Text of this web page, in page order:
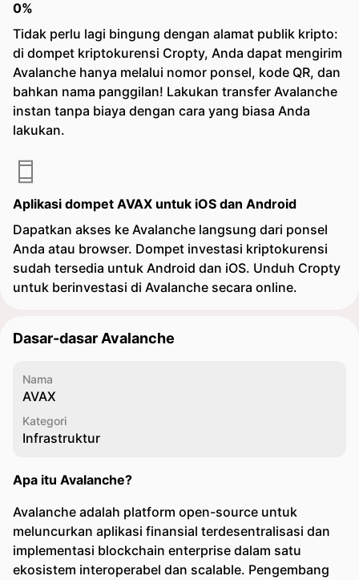
0%
Tidak perlu lagi bingung dengan alamat publik kripto:
di dompet kriptokurensi Cropty, Anda dapat mengirim
Avalanche hanya melalui nomor ponsel, kode QR, dan
bahkan nama panggilan! Lakukan transfer Avalanche
instan tanpa biaya dengan cara yang biasa Anda
lakukan.
Aplikasi dompet AVAX untuk iOS dan Android
Dapatkan akses ke Avalanche langsung dari ponsel
Anda atau browser. Dompet investasi kriptokurensi
sudah tersedia untuk Android dan iOS. Unduh Cropty
untuk berinvestasi di Avalanche secara online.
Dasar-dasar Avalanche
Nama
AVAX
Kategori
Infrastruktur
Apa itu Avalanche?
Avalanche adalah platform open-source untuk
meluncurkan aplikasi finansial terdesentralisasi dan
implementasi blockchain enterprise dalam satu
ekosistem interoperabel dan scalable. Pengembang